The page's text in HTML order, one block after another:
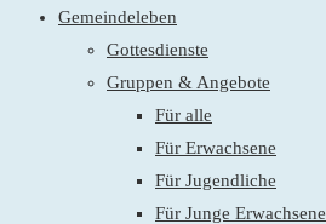
Gemeindeleben
Gottesdienste
Gruppen & Angebote
Für alle
Für Erwachsene
Für Jugendliche
Für Junge Erwachsene